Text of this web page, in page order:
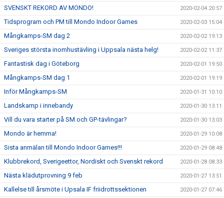
SVENSKT REKORD AV MONDO! 2020-02-04 20:57
Tidsprogram och PM till Mondo Indoor Games 2020-02-03 15:04
Mångkamps-SM dag 2 2020-02-02 19:13
Sveriges största inomhustävling i Uppsala nästa helg! 2020-02-02 11:37
Fantastisk dag i Göteborg 2020-02-01 19:50
Mångkamps-SM dag 1 2020-02-01 19:19
Inför Mångkamps-SM 2020-01-31 10:10
Landskamp i innebandy 2020-01-30 13:11
Vill du vara starter på SM och GP-tävlingar? 2020-01-30 13:03
Mondo är hemma! 2020-01-29 10:08
Sista anmälan till Mondo Indoor Games!!! 2020-01-29 08:48
Klubbrekord, Sverigeettor, Nordiskt och Svenskt rekord 2020-01-28 08:33
Nästa klädutprovning 9 feb 2020-01-27 13:51
Kallelse till årsmöte i Upsala IF friidrottssektionen 2020-01-27 07:46